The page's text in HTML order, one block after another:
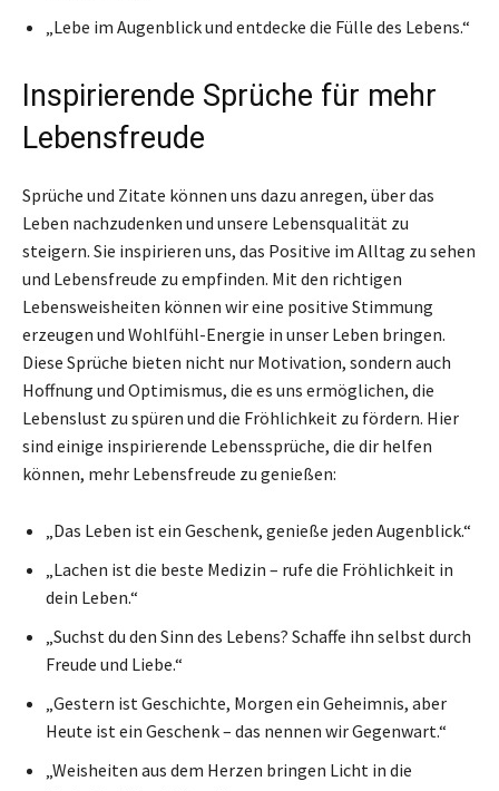
„Lebe im Augenblick und entdecke die Fülle des Lebens.“
Inspirierende Sprüche für mehr
Lebensfreude
Sprüche und Zitate können uns dazu anregen, über das
Leben nachzudenken und unsere Lebensqualität zu
steigern. Sie inspirieren uns, das Positive im Alltag zu sehen
und Lebensfreude zu empfinden. Mit den richtigen
Lebensweisheiten können wir eine positive Stimmung
erzeugen und Wohlfühl-Energie in unser Leben bringen.
Diese Sprüche bieten nicht nur Motivation, sondern auch
Hoffnung und Optimismus, die es uns ermöglichen, die
Lebenslust zu spüren und die Fröhlichkeit zu fördern. Hier
sind einige inspirierende Lebenssprüche, die dir helfen
können, mehr Lebensfreude zu genießen:
„Das Leben ist ein Geschenk, genieße jeden Augenblick.“
„Lachen ist die beste Medizin – rufe die Fröhlichkeit in
dein Leben.“
„Suchst du den Sinn des Lebens? Schaffe ihn selbst durch
Freude und Liebe.“
„Gestern ist Geschichte, Morgen ein Geheimnis, aber
Heute ist ein Geschenk – das nennen wir Gegenwart.“
„Weisheiten aus dem Herzen bringen Licht in die